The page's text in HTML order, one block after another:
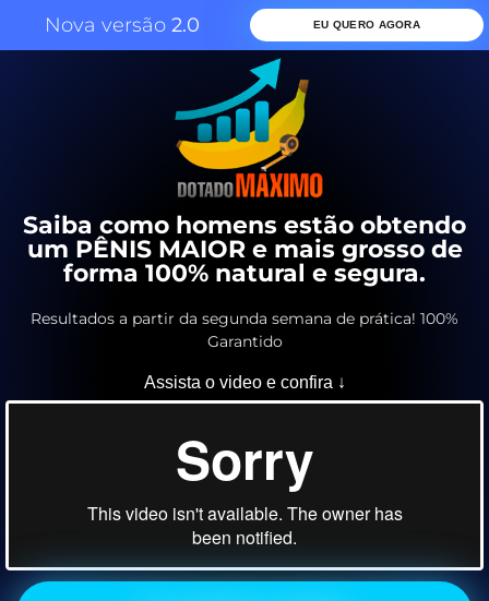
Nova versão 2.0 EU QUERO AGORA
Saiba como homens estão obtendo
um PÊNIS MAIOR e mais grosso de
forma 100% natural e segura.
Resultados a partir da segunda semana de prática! 100%
Garantido
Assista o video e confira ↓